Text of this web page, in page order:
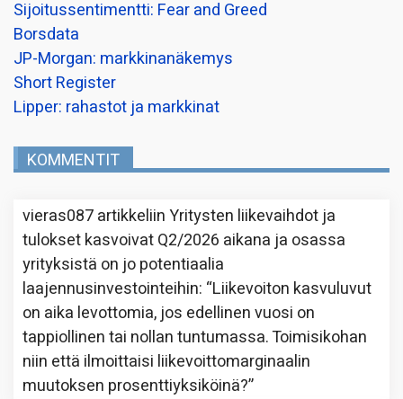
Sijoitussentimentti: Fear and Greed
Borsdata
JP-Morgan: markkinanäkemys
Short Register
Lipper: rahastot ja markkinat
KOMMENTIT
vieras087artikkeliinYritysten liikevaihdot ja
tulokset kasvoivat Q2/2026 aikana ja osassa
yrityksistä on jo potentiaalia
laajennusinvestointeihin: “Liikevoiton kasvuluvut
on aika levottomia, jos edellinen vuosi on
tappiollinen tai nollan tuntumassa. Toimisikohan
niin että ilmoittaisi liikevoittomarginaalin
muutoksen prosenttiyksiköinä?”